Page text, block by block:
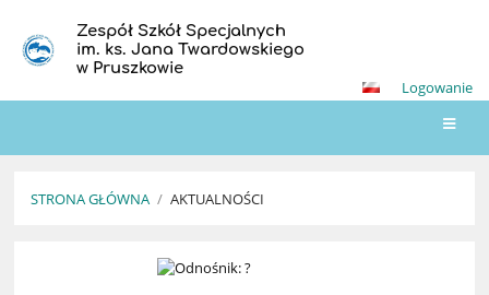
Zespół Szkół Specjalnych
im. ks. Jana Twardowskiego
w Pruszkowie
Logowanie
STRONA GŁÓWNA / AKTUALNOŚCI